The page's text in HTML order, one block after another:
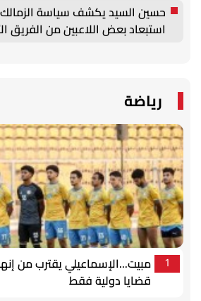
حسين السيد يكشف سياسة
استبعاد بعض اللاعبين من الفريق
رياضة
1
قضايا دولية فقط